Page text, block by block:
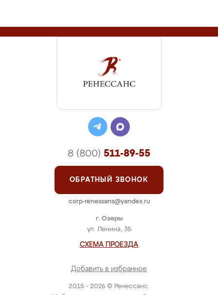
2015 - 2026 © Ренессанс.
г. Озеры
ул. Ленина, 35
СХЕМА ПРОЕЗДА
Добавить в избранное
8 (800) 511-89-55
ОБРАТНЫЙ ЗВОНОК
corp-renessans@yandex.ru